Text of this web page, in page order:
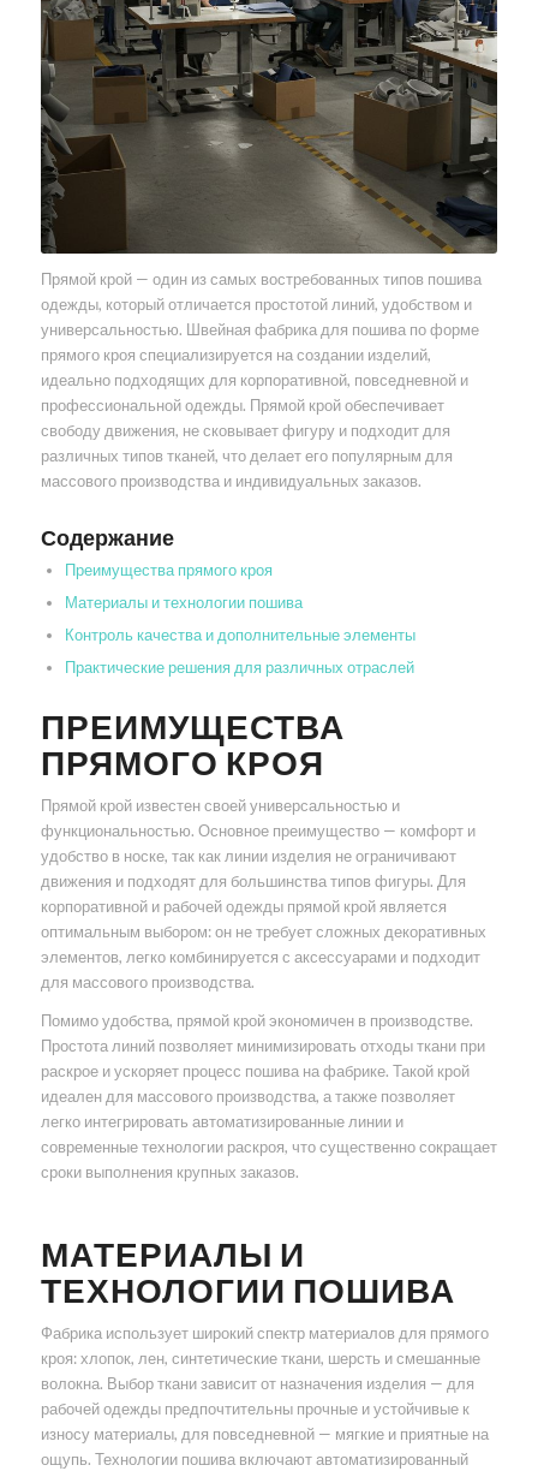
Прямой крой — один из самых востребованных типов пошива
одежды, который отличается простотой линий, удобством и
универсальностью. Швейная фабрика для пошива по форме
прямого кроя специализируется на создании изделий,
идеально подходящих для корпоративной, повседневной и
профессиональной одежды. Прямой крой обеспечивает
свободу движения, не сковывает фигуру и подходит для
различных типов тканей, что делает его популярным для
массового производства и индивидуальных заказов.
Содержание
Преимущества прямого кроя
Материалы и технологии пошива
Контроль качества и дополнительные элементы
Практические решения для различных отраслей
ПРЕИМУЩЕСТВА
ПРЯМОГО КРОЯ
Прямой крой известен своей универсальностью и
функциональностью. Основное преимущество — комфорт и
удобство в носке, так как линии изделия не ограничивают
движения и подходят для большинства типов фигуры. Для
корпоративной и рабочей одежды прямой крой является
оптимальным выбором: он не требует сложных декоративных
элементов, легко комбинируется с аксессуарами и подходит
для массового производства.
Помимо удобства, прямой крой экономичен в производстве.
Простота линий позволяет минимизировать отходы ткани при
раскрое и ускоряет процесс пошива на фабрике. Такой крой
идеален для массового производства, а также позволяет
легко интегрировать автоматизированные линии и
современные технологии раскроя, что существенно сокращает
сроки выполнения крупных заказов.
МАТЕРИАЛЫ И
ТЕХНОЛОГИИ ПОШИВА
Фабрика использует широкий спектр материалов для прямого
кроя: хлопок, лен, синтетические ткани, шерсть и смешанные
волокна. Выбор ткани зависит от назначения изделия — для
рабочей одежды предпочтительны прочные и устойчивые к
износу материалы, для повседневной — мягкие и приятные на
ощупь. Технологии пошива включают автоматизированный